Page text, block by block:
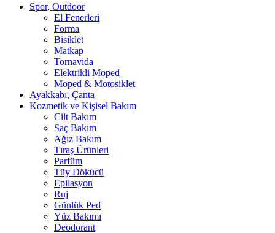
Spor, Outdoor
El Fenerleri
Forma
Bisiklet
Matkap
Tornavida
Elektrikli Moped
Moped & Motosiklet
Ayakkabı, Çanta
Kozmetik ve Kişisel Bakım
Cilt Bakım
Saç Bakım
Ağız Bakım
Tıraş Ürünleri
Parfüm
Tüy Dökücü
Epilasyon
Ruj
Günlük Ped
Yüz Bakımı
Deodorant